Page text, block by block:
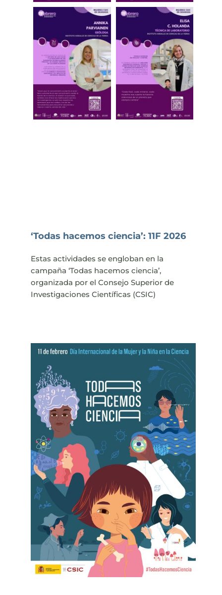
‘Todas hacemos ciencia’: 11F 2026
Estas actividades se engloban en la
campaña ‘Todas hacemos ciencia’,
organizada por el Consejo Superior de
Investigaciones Científicas (CSIC)